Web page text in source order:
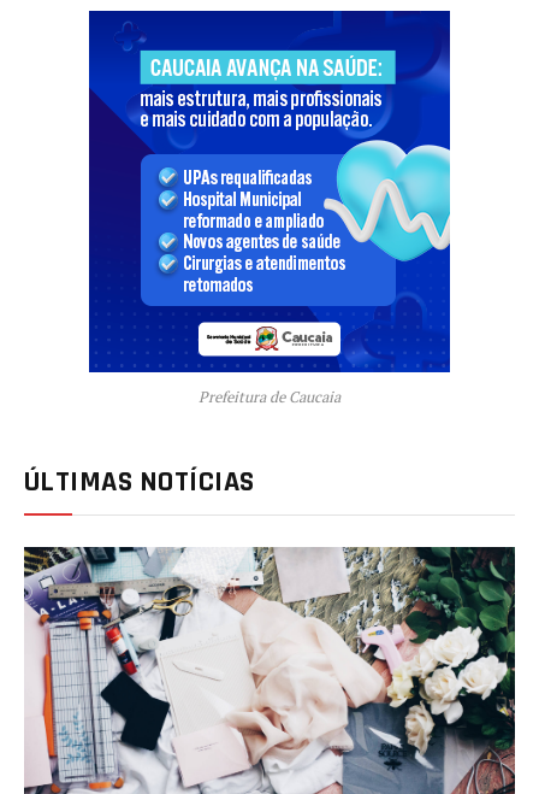
Prefeitura de Caucaia
ÚLTIMAS NOTÍCIAS